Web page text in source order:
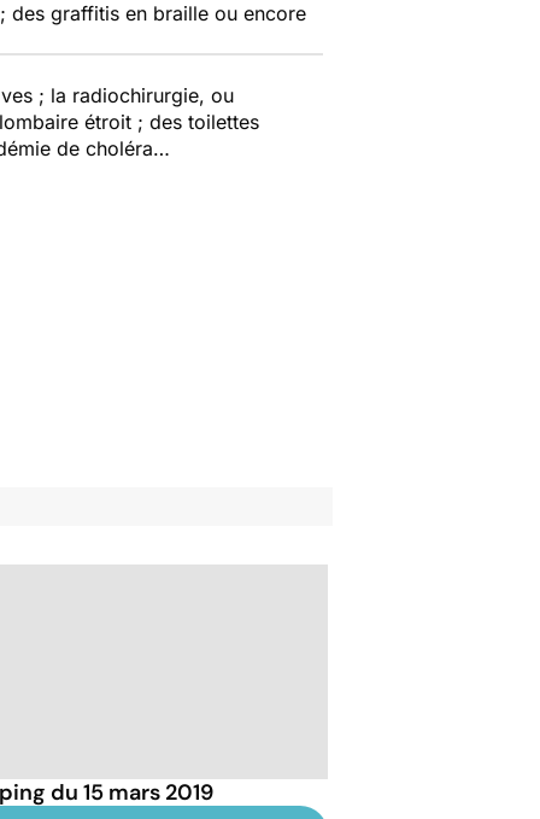
des graffitis en braille ou encore
; la radiochirurgie, ou
étroit ; des toilettes
de choléra…
du 15 mars 2019